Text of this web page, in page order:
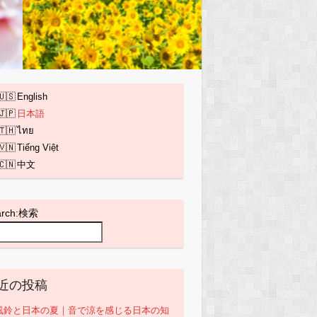
English
日本語
ไทย
Tiếng Việt
中文
検索
の投稿
鈴と日本の夏｜音で涼を感じる日本の知